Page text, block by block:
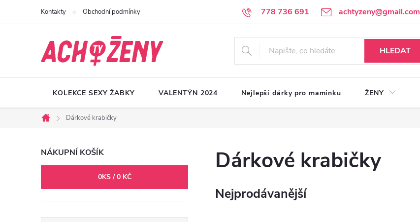
778 736 691 achtyzeny@gmail.com
Kontakty Obchodní podmínky
HLEDAT
KOLEKCE SEXY ŽABKY VALENTÝN 2024 Nejlepší dárky pro maminku ŽENY
Domů
Dárkové krabičky
P
o
s
NÁKUPNÍ KOŠÍK
0KS /0 KČ
Dárkové krabičky
Nejprodávanější